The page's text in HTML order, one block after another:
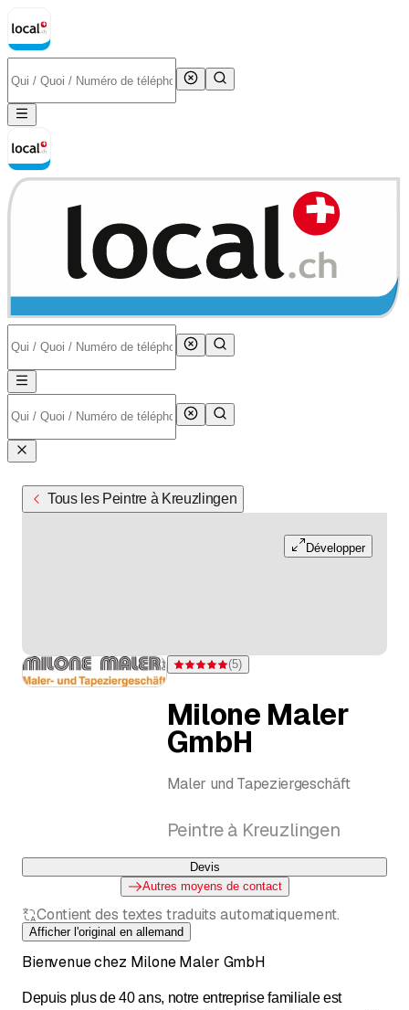
Tous les Peintre à Kreuzlingen
Développer
Note 5 sur 5 étoiles pour 5 évaluations
(5)
Milone Maler
GmbH
Maler und Tapeziergeschäft
Peintre à Kreuzlingen
Devis
Autres moyens de contact
Contient des textes traduits automatiquement.
Afficher l'original en allemand
Bienvenue chez Milone Maler GmbH
Depuis plus de 40 ans, notre entreprise familiale est